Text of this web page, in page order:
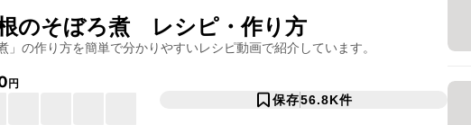
のそぼろ煮 レシピ・作り方
」の作り方を簡単で分かりやすいレシピ動画で紹介しています。
円
保存56.8K件